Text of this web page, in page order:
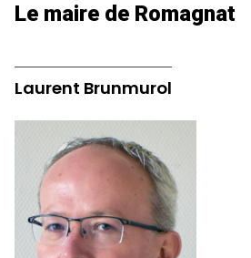
Le maire de Romagnat
Laurent Brunmurol